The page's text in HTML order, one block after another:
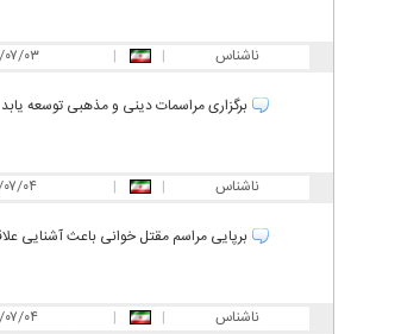
ناشناس |
| ۰۹:۳۶
برگزاری مراسمات دینی و مذهبی توسعه یابد
ناشناس |
| ۱۱:۴۲
برپایی مراسم مقتل خوانی باعث آشنایی
ناشناس |
| ۱۱:۴۴